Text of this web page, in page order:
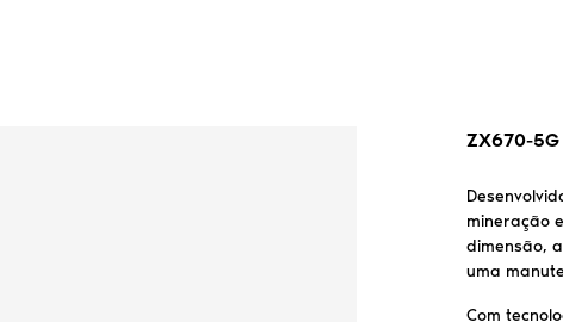
ZX670-5G
mineração
dimensão,
uma
Com